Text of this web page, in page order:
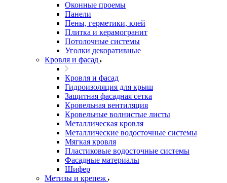
Оконные проемы
Панели
Пены, герметики, клей
Плитка и керамогранит
Потолочные системы
Уголки декоративные
Кровля и фасад
Кровля и фасад
Гидроизоляция для крыш
Защитная фасадная сетка
Кровельная вентиляция
Кровельные волнистые листы
Металлическая кровля
Металлические водосточные системы
Мягкая кровля
Пластиковые водосточные системы
Фасадные материалы
Шифер
Метизы и крепеж